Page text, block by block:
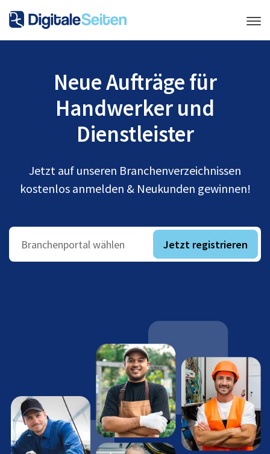
Neue Aufträge für
Handwerker und
Dienstleister
Jetzt auf unseren Branchenverzeichnissen
kostenlos anmelden & Neukunden gewinnen!
Branchenportal wählen Jetzt registrieren